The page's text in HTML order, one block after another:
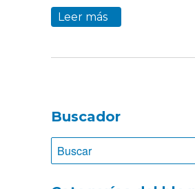
Leer más
Buscador